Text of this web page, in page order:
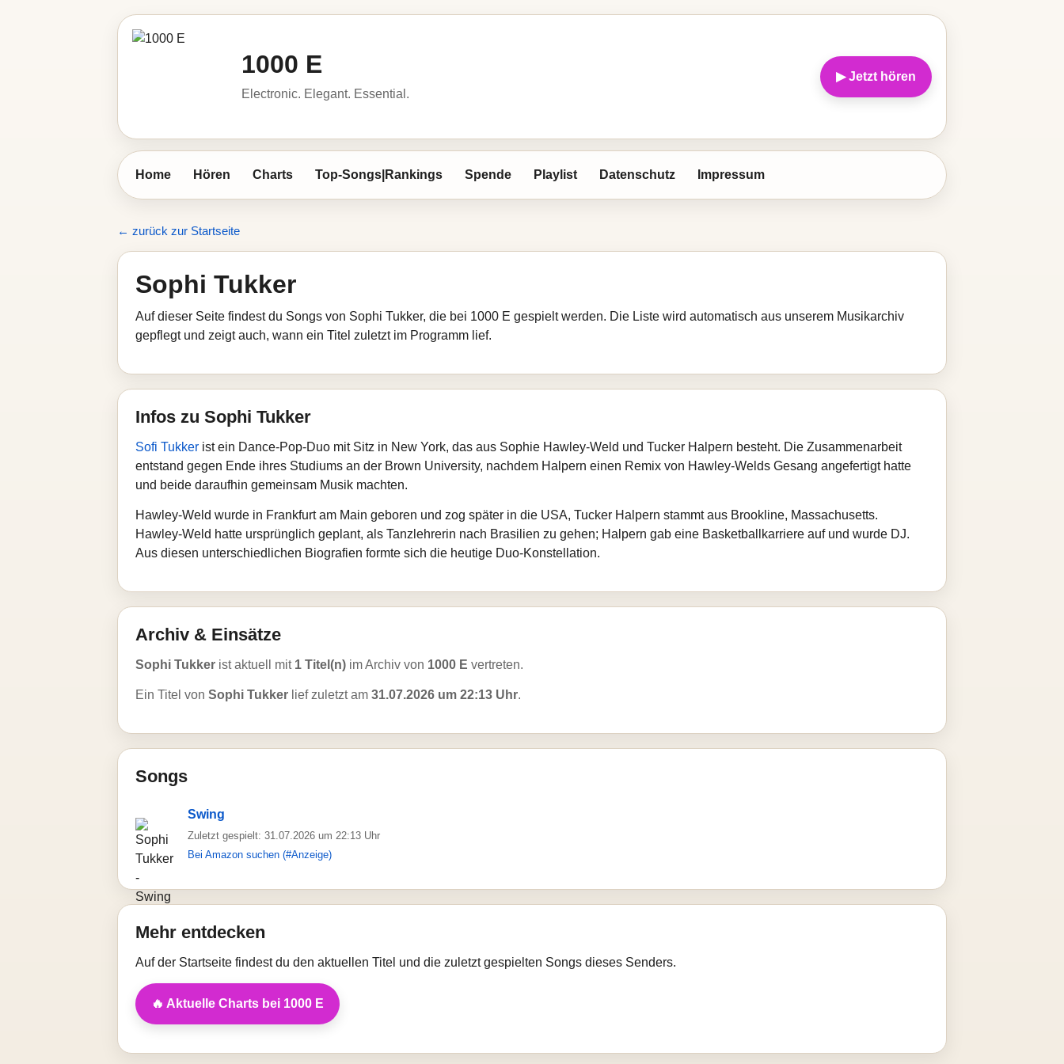
1000 E
Electronic. Elegant. Essential.
▶ Jetzt hören
Home Hören Charts Top-Songs|Rankings Spende Playlist Datenschutz Impressum
← zurück zur Startseite
Sophi Tukker
Auf dieser Seite findest du Songs von Sophi Tukker, die bei 1000 E gespielt werden. Die Liste wird automatisch aus unserem Musikarchiv
gepflegt und zeigt auch, wann ein Titel zuletzt im Programm lief.
Infos zu Sophi Tukker
Sofi Tukker ist ein Dance-Pop-Duo mit Sitz in New York, das aus Sophie Hawley‑Weld und Tucker Halpern besteht. Die Zusammenarbeit
entstand gegen Ende ihres Studiums an der Brown University, nachdem Halpern einen Remix von Hawley‑Welds Gesang angefertigt hatte
und beide daraufhin gemeinsam Musik machten.
Hawley‑Weld wurde in Frankfurt am Main geboren und zog später in die USA, Tucker Halpern stammt aus Brookline, Massachusetts.
Hawley‑Weld hatte ursprünglich geplant, als Tanzlehrerin nach Brasilien zu gehen; Halpern gab eine Basketballkarriere auf und wurde DJ.
Aus diesen unterschiedlichen Biografien formte sich die heutige Duo-Konstellation.
Archiv & Einsätze
Sophi Tukker ist aktuell mit 1 Titel(n) im Archiv von 1000 E vertreten.
Ein Titel von Sophi Tukker lief zuletzt am 31.07.2026 um 22:13 Uhr.
Songs
Swing
Zuletzt gespielt: 31.07.2026 um 22:13 Uhr
Bei Amazon suchen (#Anzeige)
Mehr entdecken
Auf der Startseite findest du den aktuellen Titel und die zuletzt gespielten Songs dieses Senders.
🔥 Aktuelle Charts bei 1000 E